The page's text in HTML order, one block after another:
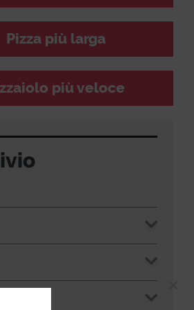
Pizza più larga
più veloce